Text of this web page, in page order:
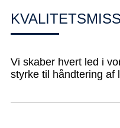
Vi skaber hvert led i
styrke til håndtering af